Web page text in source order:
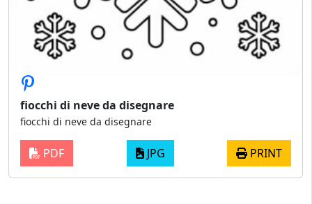
fiocchi di neve da disegnare
fiocchi di neve da disegnare
PDF JPG PRINT